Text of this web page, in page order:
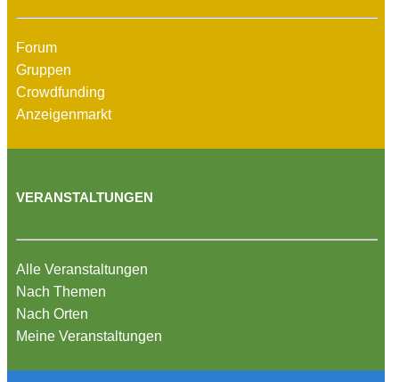
Forum
Gruppen
Crowdfunding
Anzeigenmarkt
VERANSTALTUNGEN
Alle Veranstaltungen
Nach Themen
Nach Orten
Meine Veranstaltungen